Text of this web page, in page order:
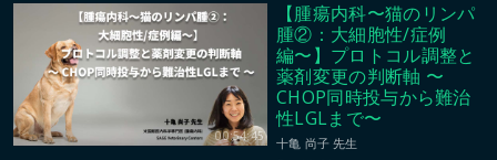
00:54:45
【腫瘍内科〜猫のリンパ
腫②：大細胞性/症例
編〜】プロトコル調整と
薬剤変更の判断軸 〜
CHOP同時投与から難治
性LGLまで〜
十亀 尚子 先生